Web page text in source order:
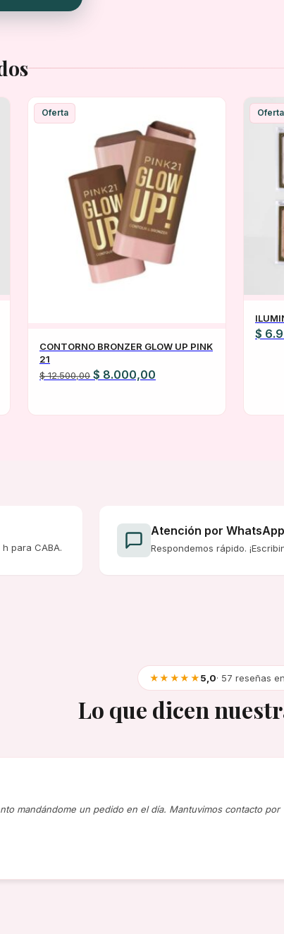
Oferta
CONTORNO BRONZER GLOW UP PINK
21
$12.500,00 El
original
$ 8.000,00
actual
Oferta
$
para CABA.
Atención por WhatsApp
Respondemos rápido.
★★★★★5,0· 57 reseñas
Lo que dicen
mandándome un pedido en el día. Mantuvimos contacto